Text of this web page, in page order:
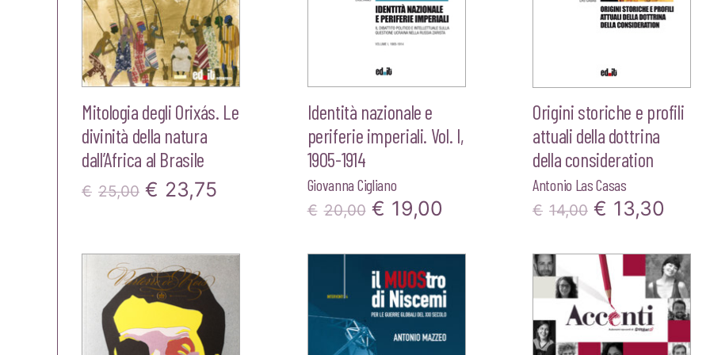
Mitologia degli Orixás. Le
divinità della natura
dall’Africa al Brasile
€ 25,00 Il
originale
era:
€25,00.
€ 23,75
attuale
€23,75.
Identità nazionale e
periferie imperiali. Vol. I,
1905-1914
Giovanna Cigliano
€ 20,00 Il
originale
era:
€20,00.
€ 19,00
è:
€19,00.
Origini storiche e profili
attuali della dottrina
della consideration
Antonio Las Casas
€ 14,00 Il
originale
era:
€14,00.
€ 13,30
è: